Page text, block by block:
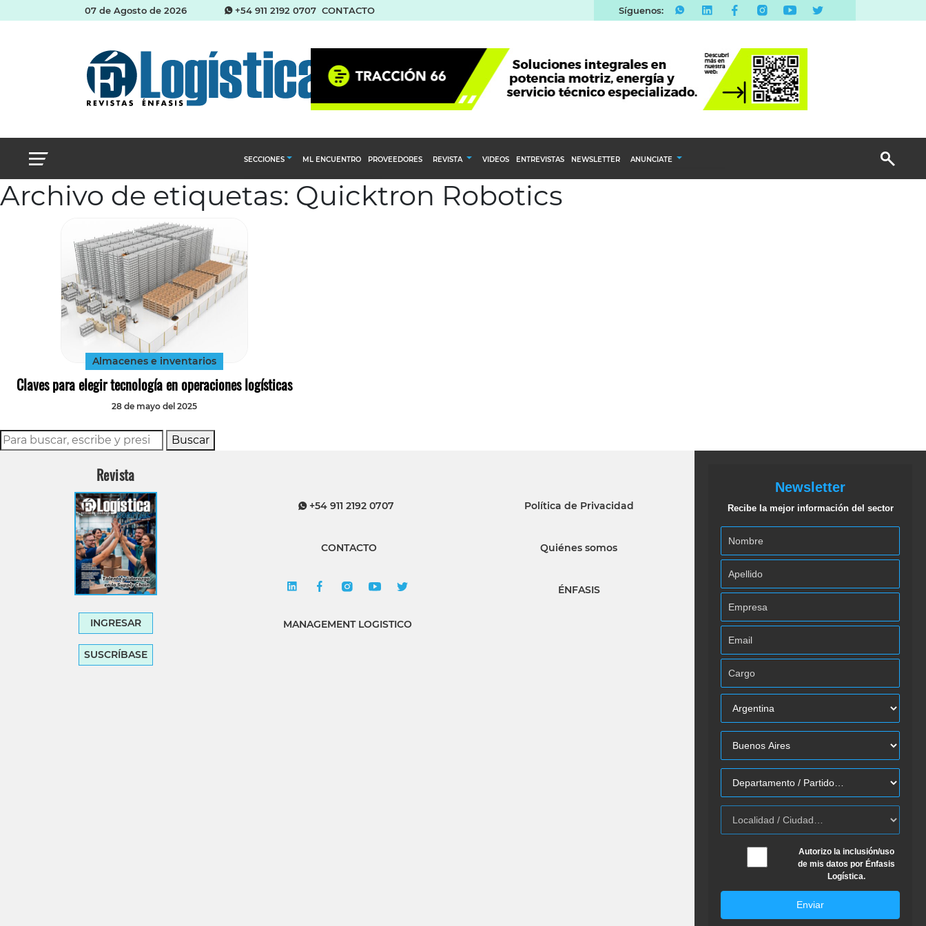
07 de Agosto de 2026 +54 911 2192 0707 CONTACTO Síguenos:
SECCIONES
Abastecimiento y compras
ML ENCUENTRO PROVEEDORES REVISTA
Calendario Editorial
Ediciones Anteriores
VIDEOS ENTREVISTAS NEWSLETTER ANUNCIATE
Archivo de etiquetas: Quicktron Robotics
Almacenes e inventarios
Claves para elegir tecnología en operaciones logísticas
28 de mayo del 2025
Buscar
Revista
INGRESAR
SUSCRÍBASE
+54 911 2192 0707
CONTACTO
MANAGEMENT LOGISTICO
Política de Privacidad
Quiénes somos
ÉNFASIS
Newsletter
Recibe la mejor información del sector
Autorizo la inclusión/uso
de mis datos por Énfasis
Logística.
Enviar